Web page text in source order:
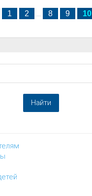
1 2 ... 8 9 10